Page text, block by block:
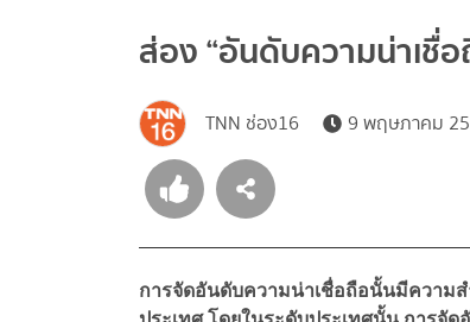
ส่อง “อันดับความน่าเชื่
TNN ช่อง16 9 พฤษภาคม
การจัดอันดับความน่าเชื่อถือนั้นมีความ